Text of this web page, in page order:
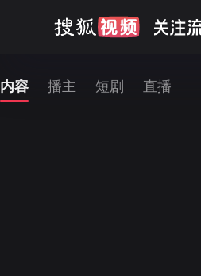
内容 播主 短剧 直播